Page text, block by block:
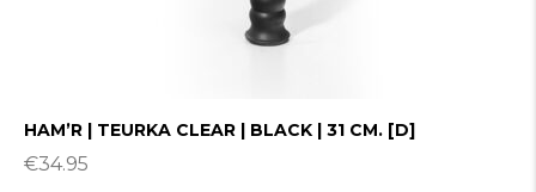
HAM’R | TEURKA CLEAR | BLACK | 31 CM. [D]
€34.95